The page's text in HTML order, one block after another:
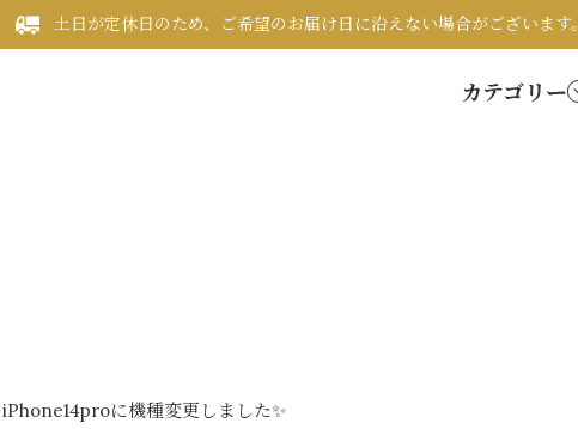
土日が定休日のため、ご希望のお届け日に沿えない場合がございます。
カテゴリー
に機種変更しました✨